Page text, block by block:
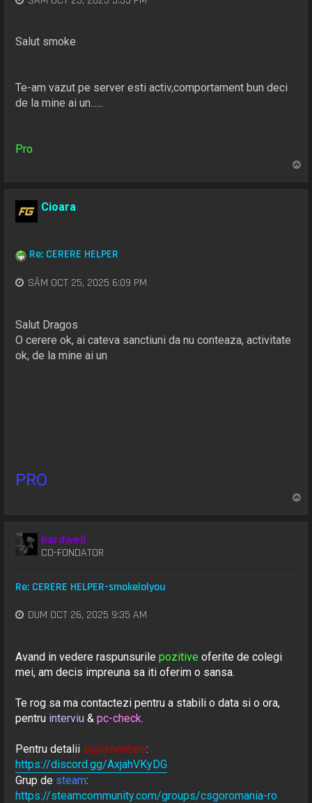
Salut smoke
Te-am vazut pe server esti activ,comportament bun deci
de la mine ai un......
Pro
Cioara
Re: CERERE HELPER
SÂM OCT 25, 2025 6:09 PM
Salut Dragos
O cerere ok, ai cateva sanctiuni da nu conteaza, activitate
ok, de la mine ai un
PRO
hardwell
CO-FONDATOR
Re: CERERE HELPER-smokelolyou
DUM OCT 26, 2025 9:35 AM
Avand in vedere raspunsurilepozitive oferite de colegi
mei, am decis impreuna sa iti oferim o sansa.
Te rog sa ma contactezi pentru a stabili o data si o ora,
pentru interviu &pc-check.
Pentru detalii suplimentare:
https://discord.gg/AxjahVKyDG
Grup de steam:
https://steamcommunity.com/groups/csgoromania-ro